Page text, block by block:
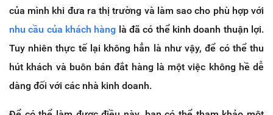
của mình khi đưa ra thị trường và làm sao cho phù hợp với
nhu cầu của khách hàng là đã có thể kinh doanh thuận lợi.
Tuy nhiên thực tế lại không hẳn là như vậy, để có thể thu
hút khách và buôn bán đắt hàng là một việc không hề dễ
dàng đối với các nhà kinh doanh.